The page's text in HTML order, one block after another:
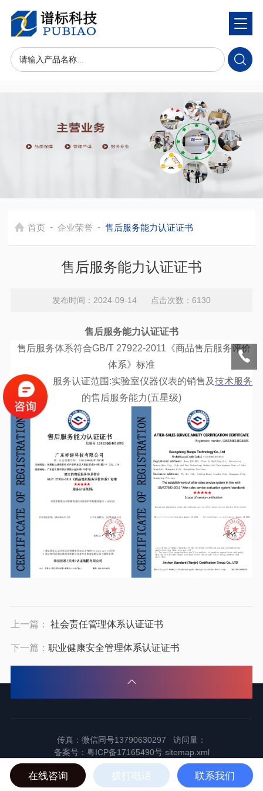
首页 - 企业荣誉 - 售后服务能力认证证书
售后服务能力认证证书
发布时间：2024-09-14 点击次数：6130
售后服务能力认证证书
售后服务体系符合GB/T 27922-2011《商品售后服务评价
体系》标准
服务认证范围:实验室仪器仪表的销售及技术服务
的售后服务能力(五星级)
上一篇： 社会责任管理体系认证证书
下一篇： 职业健康安全管理体系认证证书
传真：微信同号13790630297 访问量：
备案号： 粤ICP备17165490号 sitemap.xml
2024东莞市谱标实验器材科技有限公司版权所有
在线咨询 拨打电话 联系我们